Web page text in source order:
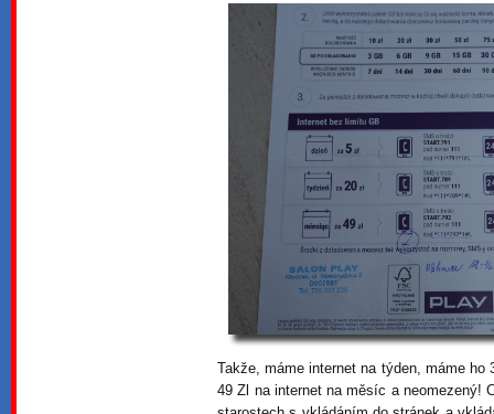
Takže, máme internet na týden, máme
49 Zl na internet na měsíc a neomezený!